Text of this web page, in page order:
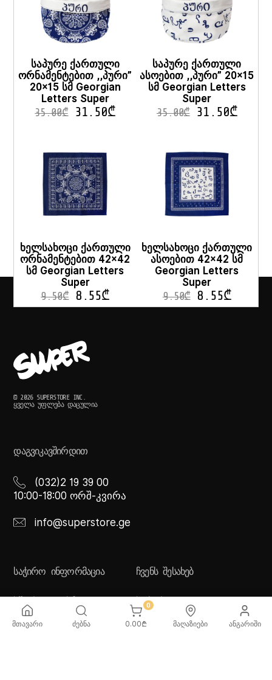
საპურე ქართული
ორნამენტებით ,,პური”
20×15 სმ Georgian
Letters Super
35.00₾ 31.50₾
საპურე ქართული
ასოებით ,,პური” 20×15
სმ Georgian Letters
Super
35.00₾ 31.50₾
ხელსახოცი ქართული
ორნამენტებით 42×42
სმ Georgian Letters
Super
9.50₾ 8.55₾
ხელსახოცი ქართული
ასოებით 42×42 სმ
Georgian Letters
Super
9.50₾ 8.55₾
© 2026 SUPERSTORE INC.
ᲧᲕᲔᲚᲐ ᲣᲤᲚᲔᲑᲐ ᲓᲐᲪᲣᲚᲘᲐ
ᲓᲐᲒᲕᲘᲙᲐᲕᲨᲘᲠᲓᲘᲗ
(032)2 19 39 00
10:00-18:00 ორშ-კვირა
info@superstore.ge
ᲡᲐᲭᲘᲠᲝ ᲘᲜᲤᲝᲠᲛᲐᲪᲘᲐ
ხშირად დასმული
კითხვები
მიწოდების სერვისი
გადახდის მეთოდები
ᲩᲕᲔᲜᲡ ᲨᲔᲡᲐᲮᲔᲑ
სუპერი
სუპერი სათამაშოები
ჩვენი მაღაზიები
მთავარი ძებნა
0
0.00₾ მაღაზიები ანგარიში